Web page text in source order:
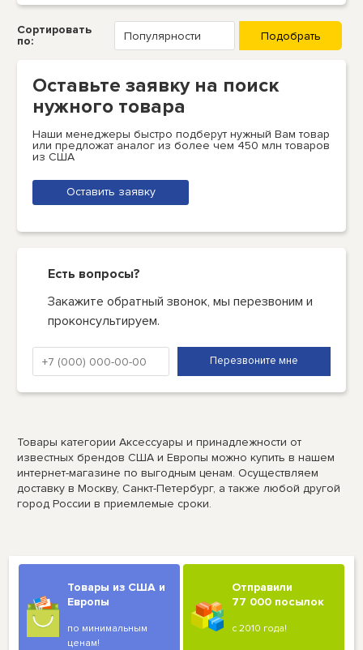
Сортировать
по:
Оставьте заявку на поиск
нужного товара
Наши менеджеры быстро подберут нужный Вам товар
или предложат аналог из более чем 450 млн товаров
из США
Оставить заявку
Есть вопросы?
Закажите обратный звонок, мы перезвоним и
проконсультируем.
Товары категории Аксессуары и принадлежности от
известных брендов США и Европы можно купить в нашем
интернет-магазине по выгодным ценам. Осуществляем
доставку в Москву, Санкт-Петербург, а также любой другой
город России в приемлемые сроки.
Товары из США и
Европы
по минимальным
ценам!
Отправили
77 000 посылок
с 2010 года!